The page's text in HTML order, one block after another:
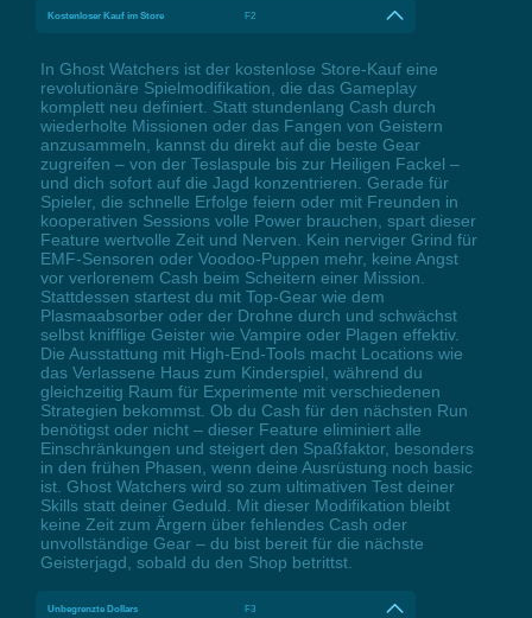
Kostenloser Kauf im Store F2
In Ghost Watchers ist der kostenlose Store-Kauf eine
revolutionäre Spielmodifikation, die das Gameplay
komplett neu definiert. Statt stundenlang Cash durch
wiederholte Missionen oder das Fangen von Geistern
anzusammeln, kannst du direkt auf die beste Gear
zugreifen – von der Teslaspule bis zur Heiligen Fackel –
und dich sofort auf die Jagd konzentrieren. Gerade für
Spieler, die schnelle Erfolge feiern oder mit Freunden in
kooperativen Sessions volle Power brauchen, spart dieser
Feature wertvolle Zeit und Nerven. Kein nerviger Grind für
EMF-Sensoren oder Voodoo-Puppen mehr, keine Angst
vor verlorenem Cash beim Scheitern einer Mission.
Stattdessen startest du mit Top-Gear wie dem
Plasmaabsorber oder der Drohne durch und schwächst
selbst knifflige Geister wie Vampire oder Plagen effektiv.
Die Ausstattung mit High-End-Tools macht Locations wie
das Verlassene Haus zum Kinderspiel, während du
gleichzeitig Raum für Experimente mit verschiedenen
Strategien bekommst. Ob du Cash für den nächsten Run
benötigst oder nicht – dieser Feature eliminiert alle
Einschränkungen und steigert den Spaßfaktor, besonders
in den frühen Phasen, wenn deine Ausrüstung noch basic
ist. Ghost Watchers wird so zum ultimativen Test deiner
Skills statt deiner Geduld. Mit dieser Modifikation bleibt
keine Zeit zum Ärgern über fehlendes Cash oder
unvollständige Gear – du bist bereit für die nächste
Geisterjagd, sobald du den Shop betrittst.
Unbegrenzte Dollars F3